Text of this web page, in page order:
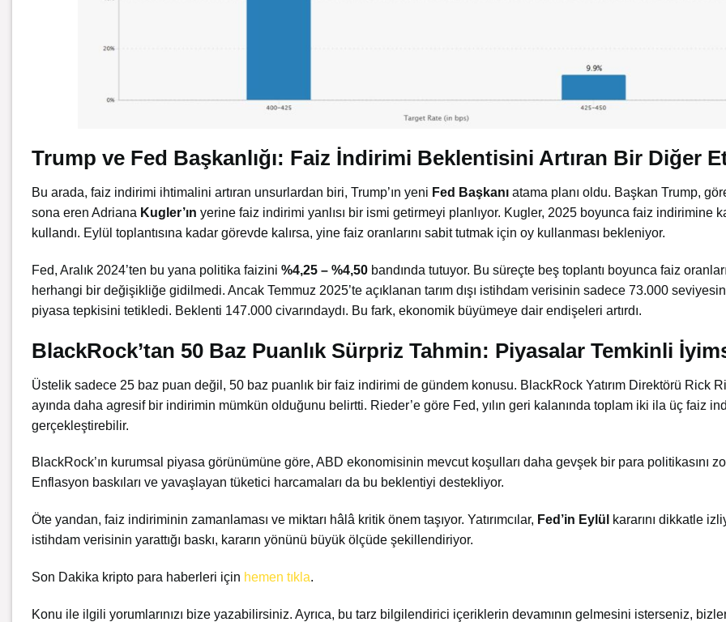
Trump ve Fed Başkanlığı: Faiz İndirimi Beklentisini Artıran Bir Diğer
Bu arada, faiz indirimi ihtimalini artıran unsurlardan biri, Trump’ın yeni Fed Başkanı atama planı oldu. Başkan Trump,
sona eren Adriana Kugler’ın yerine faiz indirimi yanlısı bir ismi getirmeyi planlıyor. Kugler, 2025 boyunca faiz indirimine
kullandı. Eylül toplantısına kadar görevde kalırsa, yine faiz oranlarını sabit tutmak için oy kullanması bekleniyor.
Fed, Aralık 2024’ten bu yana politika faizini %4,25 – %4,50 bandında tutuyor. Bu süreçte beş toplantı boyunca faiz
herhangi bir değişikliğe gidilmedi. Ancak Temmuz 2025’te açıklanan tarım dışı istihdam verisinin sadece 73.000
piyasa tepkisini tetikledi. Beklenti 147.000 civarındaydı. Bu fark, ekonomik büyümeye dair endişeleri artırdı.
BlackRock’tan 50 Baz Puanlık Sürpriz Tahmin: Piyasalar Temkinli
Üstelik sadece 25 baz puan değil, 50 baz puanlık bir faiz indirimi de gündem konusu. BlackRock Yatırım Direktörü Rick
ayında daha agresif bir indirimin mümkün olduğunu belirtti. Rieder’e göre Fed, yılın geri kalanında toplam iki ila üç faiz
gerçekleştirebilir.
BlackRock’ın kurumsal piyasa görünümüne göre, ABD ekonomisinin mevcut koşulları daha gevşek bir para politikasını
Enflasyon baskıları ve yavaşlayan tüketici harcamaları da bu beklentiyi destekliyor.
Öte yandan, faiz indiriminin zamanlaması ve miktarı hâlâ kritik önem taşıyor. Yatırımcılar, Fed’in Eylül
kararını dikkatle
istihdam verisinin yarattığı baskı, kararın yönünü büyük ölçüde şekillendiriyor.
Son Dakika kripto para haberleri için hemen tıkla.
Konu ile ilgili yorumlarınızı bize yazabilirsiniz. Ayrıca, bu tarz bilgilendirici içeriklerin devamının gelmesini isterseniz,